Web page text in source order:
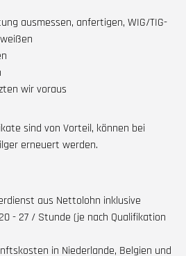
ausmessen, anfertigen, WIG/TIG-
wir voraus
sind von Vorteil, können bei
erneuert werden.
aus Nettolohn inklusive
- 27 / Stunde (je nach Qualifikation
in Niederlande, Belgien und